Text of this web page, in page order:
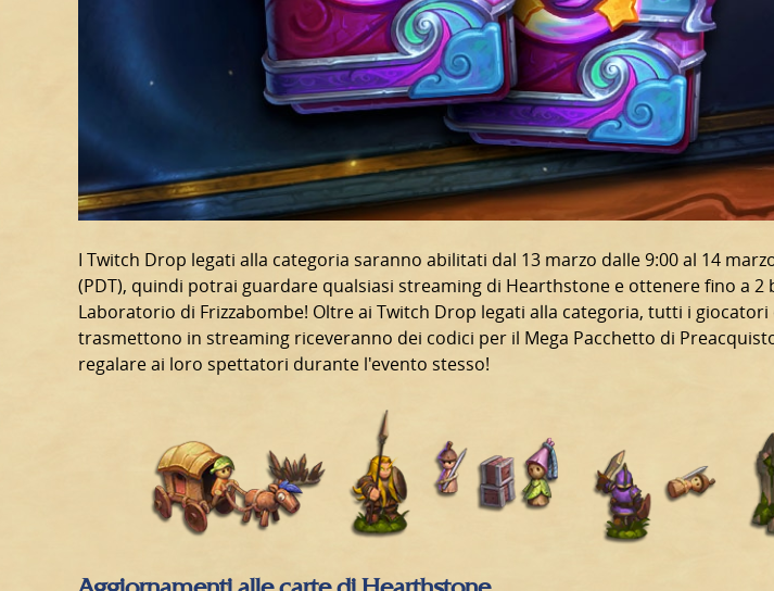
I Twitch Drop legati alla categoria saranno abilitati dal 13 marzo dalle 9:00 al 14
(PDT), quindi potrai guardare qualsiasi streaming di Hearthstone e ottenere fino a 2
Laboratorio di Frizzabombe! Oltre ai Twitch Drop legati alla categoria, tutti i giocatori
trasmettono in streaming riceveranno dei codici per il Mega Pacchetto di
regalare ai loro spettatori durante l'evento stesso!